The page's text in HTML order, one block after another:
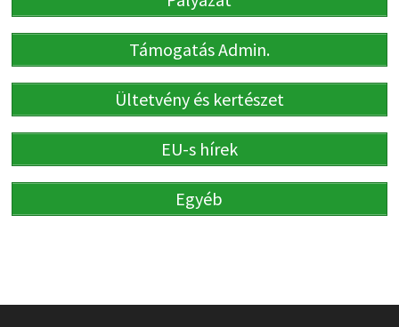
Támogatás Admin.
Ültetvény és kertészet
EU-s hírek
Egyéb